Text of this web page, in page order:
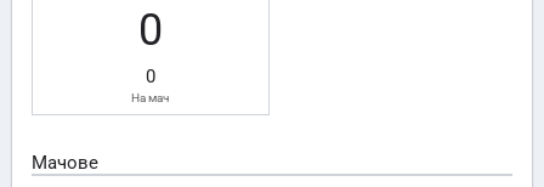
0
0
На мач
Мачове